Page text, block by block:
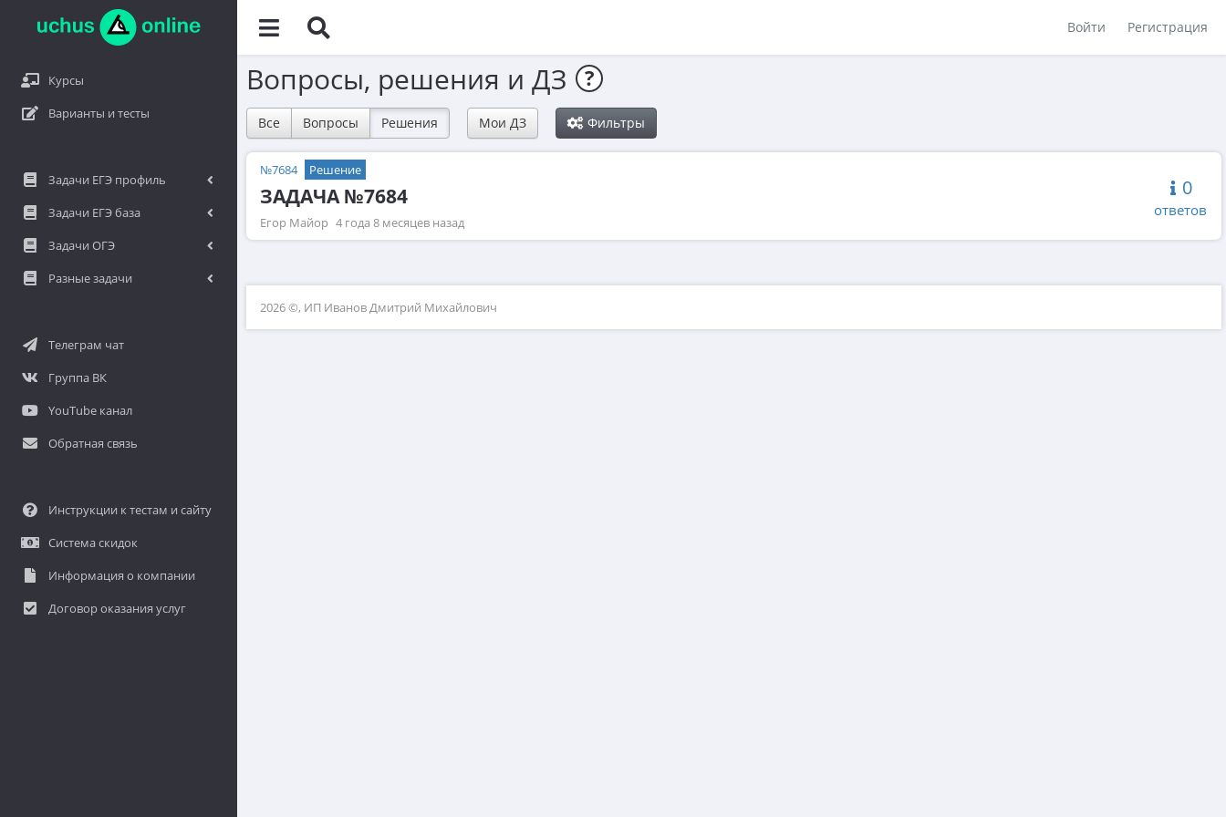
Войти Регистрация
Курсы
Варианты и тесты
Задачи ЕГЭ профиль
Задачи ЕГЭ база
Задачи ОГЭ
Разные задачи
Телеграм чат
Группа ВК
YouTube канал
Обратная связь
Инструкции к тестам и сайту
Система скидок
Информация о компании
Договор оказания услуг
Вопросы, решения и ДЗ ?
Все Вопросы Решения Мои ДЗ Фильтры
0
ответов
№7684 Решение
ЗАДАЧА №7684
Егор Майор 4 года 8 месяцев назад
2026 ©, ИП Иванов Дмитрий Михайлович